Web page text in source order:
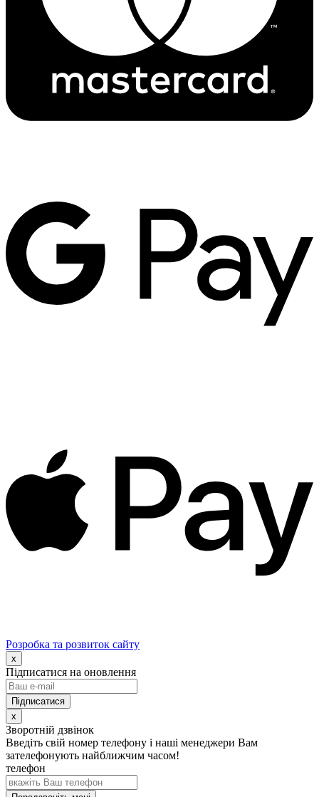
Розробка та розвиток сайту
x
Підписатися на оновлення
x
Зворотній дзвінок
Введіть свій номер телефону і наші менеджери Вам
зателефонують найближчим часом!
телефон